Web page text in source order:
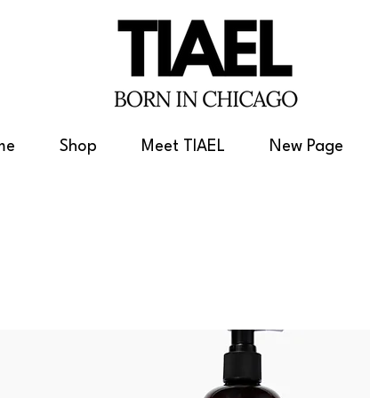
Shop Meet TIAEL New Page